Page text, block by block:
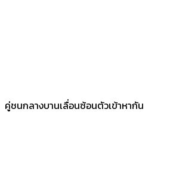
คู่ชนกลางบานเลื่อนซ้อนตัวเข้าหากัน